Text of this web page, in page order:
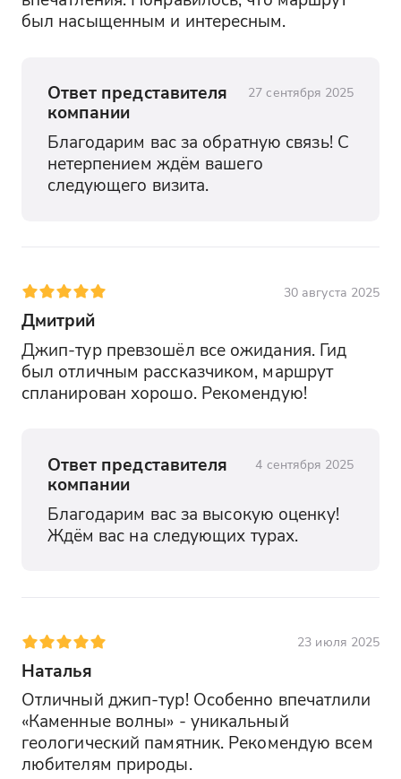
был насыщенным и интересным.
Ответ представителя
компании
27 сентября 2025
Благодарим вас за обратную связь! С
нетерпением ждём вашего
следующего визита.
30 августа 2025
Дмитрий
Джип-тур превзошёл все ожидания. Гид
был отличным рассказчиком, маршрут
спланирован хорошо. Рекомендую!
Ответ представителя
компании
4 сентября 2025
Благодарим вас за высокую оценку!
Ждём вас на следующих турах.
23 июля 2025
Наталья
Отличный джип-тур! Особенно впечатлили
«Каменные волны» - уникальный
геологический памятник. Рекомендую всем
любителям природы.